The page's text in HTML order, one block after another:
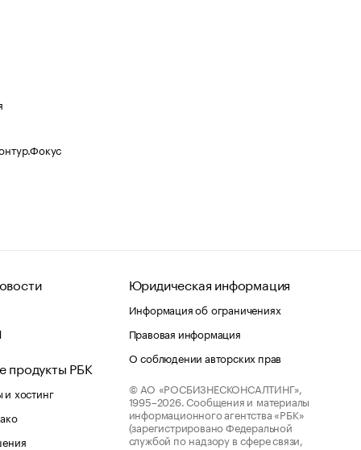
продукты РБК
хостинг
Юридическая информация
Информация об ограничениях
Правовая информация
О соблюдении авторских прав
© АО «РОСБИЗНЕСКОНСАЛТИНГ»,
1995–2026. Сообщения и материалы
информационного агентства «РБК»
(зарегистрировано Федеральной
службой по надзору в сфере связи,